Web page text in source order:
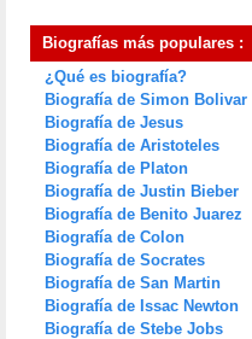
Biografías más populares :
¿Qué es biografía?
Biografía de Simon Bolivar
Biografía de Jesus
Biografía de Aristoteles
Biografía de Platon
Biografía de Justin Bieber
Biografía de Benito Juarez
Biografía de Colon
Biografía de Socrates
Biografía de San Martin
Biografía de Issac Newton
Biografía de Stebe Jobs